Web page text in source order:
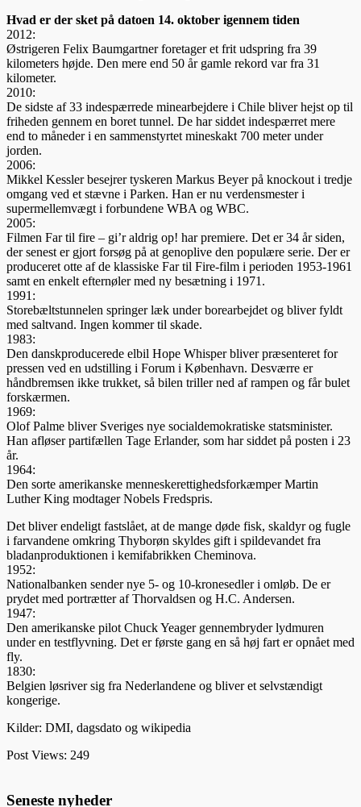
Hvad er der sket på datoen 14. oktober igennem tiden
2012:
Østrigeren Felix Baumgartner foretager et frit udspring fra 39
kilometers højde. Den mere end 50 år gamle rekord var fra 31
kilometer.
2010:
De sidste af 33 indespærrede minearbejdere i Chile bliver hejst op til
friheden gennem en boret tunnel. De har siddet indespærret mere
end to måneder i en sammenstyrtet mineskakt 700 meter under
jorden.
2006:
Mikkel Kessler besejrer tyskeren Markus Beyer på knockout i tredje
omgang ved et stævne i Parken. Han er nu verdensmester i
supermellemvægt i forbundene WBA og WBC.
2005:
Filmen Far til fire – gi’r aldrig op! har premiere. Det er 34 år siden,
der senest er gjort forsøg på at gen­op­live den populære serie. Der er
produceret otte af de klassiske Far til Fire-film i perioden 1953-1961
samt en enkelt efternøler med ny besætning i 1971.
1991:
Storebæltstunnelen springer læk under borearbejdet og bliver fyldt
med saltvand. Ingen kommer til skade.
1983:
Den danskproducerede elbil Hope Whisper bliver præsenteret for
pressen ved en udstilling i Forum i Køben­havn. Desværre er
håndbremsen ikke trukket, så bilen triller ned af rampen og får bulet
forskærmen.
1969:
Olof Palme bliver Sveriges nye socialdemokratiske statsminister.
Han afløser partifællen Tage Erlander, som har siddet på posten i 23
år.
1964:
Den sorte amerikanske menneskerettighedsforkæmper Martin
Luther King modtager Nobels Fredspris.
Det bliver endeligt fastslået, at de mange døde fisk, skaldyr og fugle
i farvandene omkring Thyborøn skyl­des gift i spildevandet fra
bladanproduktionen i kemifabrikken Cheminova.
1952:
Nationalbanken sender nye 5- og 10-kronesedler i omløb. De er
prydet med portrætter af Thorvaldsen og H.C. Andersen.
1947:
Den amerikanske pilot Chuck Yeager gennembryder lydmuren
under en testflyvning. Det er første gang en så høj fart er opnået med
fly.
1830:
Belgien løsriver sig fra Nederlandene og bliver et selvstændigt
kongerige.
Kilder: DMI, dagsdato og wikipedia
Post Views: 249
Seneste nyheder